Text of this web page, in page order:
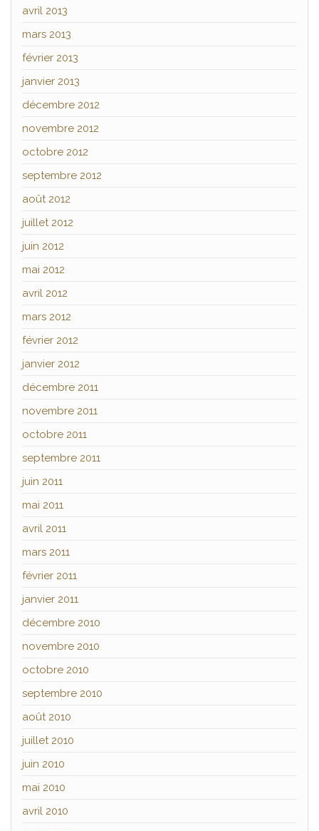
avril 2013
mars 2013
février 2013
janvier 2013
décembre 2012
novembre 2012
octobre 2012
septembre 2012
août 2012
juillet 2012
juin 2012
mai 2012
avril 2012
mars 2012
février 2012
janvier 2012
décembre 2011
novembre 2011
octobre 2011
septembre 2011
juin 2011
mai 2011
avril 2011
mars 2011
février 2011
janvier 2011
décembre 2010
novembre 2010
octobre 2010
septembre 2010
août 2010
juillet 2010
juin 2010
mai 2010
avril 2010